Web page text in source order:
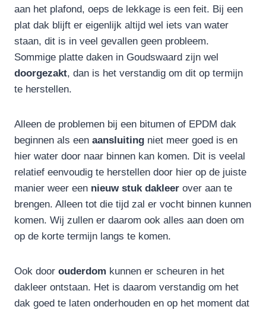
aan het plafond, oeps de lekkage is een feit. Bij een
plat dak blijft er eigenlijk altijd wel iets van water
staan, dit is in veel gevallen geen probleem.
Sommige platte daken in Goudswaard zijn wel
doorgezakt, dan is het verstandig om dit op termijn
te herstellen.
Alleen de problemen bij een bitumen of EPDM dak
beginnen als een aansluiting niet meer goed is en
hier water door naar binnen kan komen. Dit is veelal
relatief eenvoudig te herstellen door hier op de juiste
manier weer een nieuw stuk dakleer over aan te
brengen. Alleen tot die tijd zal er vocht binnen kunnen
komen. Wij zullen er daarom ook alles aan doen om
op de korte termijn langs te komen.
Ook door ouderdom kunnen er scheuren in het
dakleer ontstaan. Het is daarom verstandig om het
dak goed te laten onderhouden en op het moment dat